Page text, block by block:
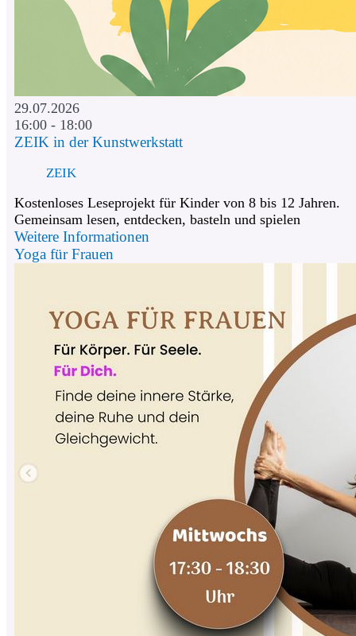
29.07.2026
16:00 - 18:00
ZEIK in der Kunstwerkstatt
ZEIK
Kostenloses Leseprojekt für Kinder von 8 bis 12 Jahren.
Gemeinsam lesen, entdecken, basteln und spielen
Weitere Informationen
Yoga für Frauen